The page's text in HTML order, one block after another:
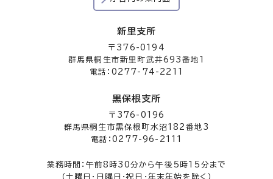
新里支所
〒376-0194
群馬県桐生市新里町武井693番地1
電話：0277-74-2211
黒保根支所
〒376-0196
群馬県桐生市黒保根町水沼182番地3
電話：0277-96-2111
業務時間：午前8時30分から午後5時15分まで
（土曜日・日曜日・祝日・年末年始を除く）